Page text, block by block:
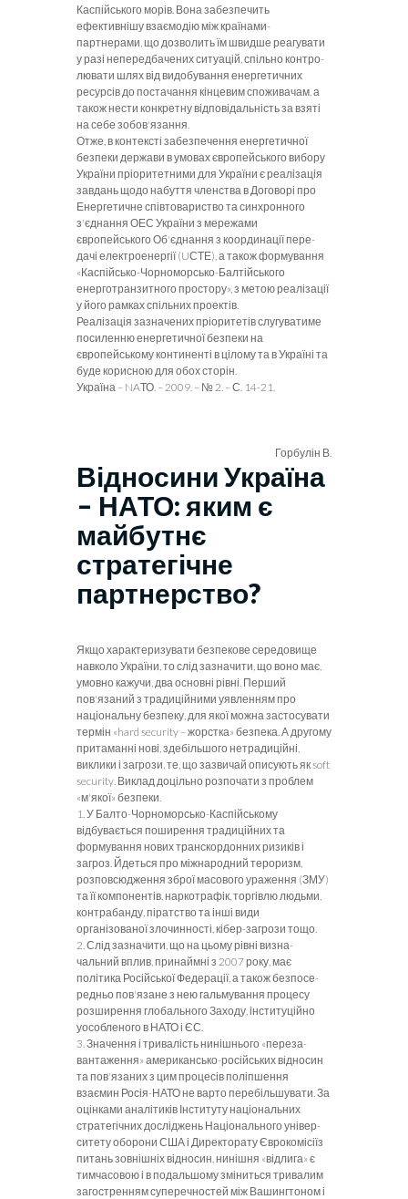
Каспійського морів. Вона забезпечить
ефективнішу взаємодію між країнами-
партнерами, що дозволить їм швидше реагу­вати
у разі непередбачених ситуацій, спільно контро­
лювати шлях від видобування енергетичних
ресурсів до постачання кінцевим споживачам, а
також нести конкретну відповідальність за взяті
на себе зобов'язання.
Отже, в контексті забезпечення енергетичної
безпе­ки держави в умовах європейського вибору
України пріоритетними для України є реалізація
завдань щодо набуття членства в Договорі про
Енергетичне співтова­риство та синхронного
з'єднання ОЕС України з мере­жами
європейського Об'єднання з координації пере­
дачі електроенергії (UСТЕ), а також формування
«Каспійсько-Чорноморсько-Балтійського
енерготран­зитного простору», з метою реалізації
у його рамках спільних проектів.
Реалізація зазначених пріоритетів слугуватиме
по­силенню енергетичної безпеки на
європейському кон­тиненті в цілому та в Україні та
буде корисною для обох сторін.
Україна – NAТО. – 2009. – № 2. – С. 14-21.
Горбулін В.
Відносини Україна
– НАТО: яким є
майбутнє
стратегічне
партнерство?
Якщо характеризувати безпекове середови­ще
навколо України, то слід зазначити, що воно має,
умовно кажучи, два основні рівні. Перший
пов'язаний з традиційними уявленням про
національну безпеку, для якої можна застосувати
термін «hard security – жорстка» безпека. А другому
притаманні нові, здебільшого нетрадиційні,
виклики і загрози, те, що зазвичай описують якsoft
security . Виклад доцільно розпочати з проблем
«м'якої» безпеки.
1. У Балто-Чорноморсько-Каспійському
відбувається поширення традиційних та
формування нових транскордонних ризиків і
загроз. Йдеться про міжнародний тероризм,
розповсюдження зброї масового ураження (ЗМУ)
та її компонентів, наркотрафік, торгівлю людьми,
контрабанду, піратство та інші види
організованої злочинності, кібер-загрози тощо.
2. Слід зазначити, що на цьому рівні визна­
чальний вплив, принаймні з 2007 року, має
політика Російської Федерації, а також безпосе­
редньо пов'язане з нею гальмування процесу
розширення глобального Заходу, інституційно
уособленого в НАТО і ЄС.
3. Значення і тривалість нинішнього «переза­
вантаження» американсько-російських відносин
та пов'язаних з цим процесів поліпшення
взаємин Росія-НАТО не варто перебільшувати. За
оцінками аналітиків Інституту національних
стратегічних досліджень Національного універ­
ситету оборони США і Директорату Єврокомісіїз
питань зовнішніх відносин, нинішня «відлига» є
тимчасовою і в подальшому зміниться тривалим
загостренням суперечностей між Вашингтоном і